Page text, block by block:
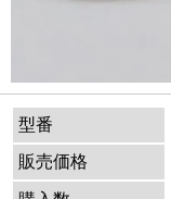
型番
販売価格